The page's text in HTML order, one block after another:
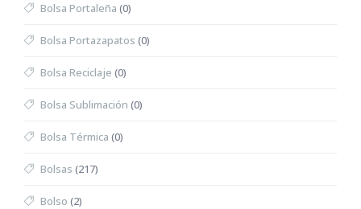
Bolsa Portaleña (0)
Bolsa Portazapatos (0)
Bolsa Reciclaje (0)
Bolsa Sublimación (0)
Bolsa Térmica (0)
Bolsas (217)
Bolso (2)